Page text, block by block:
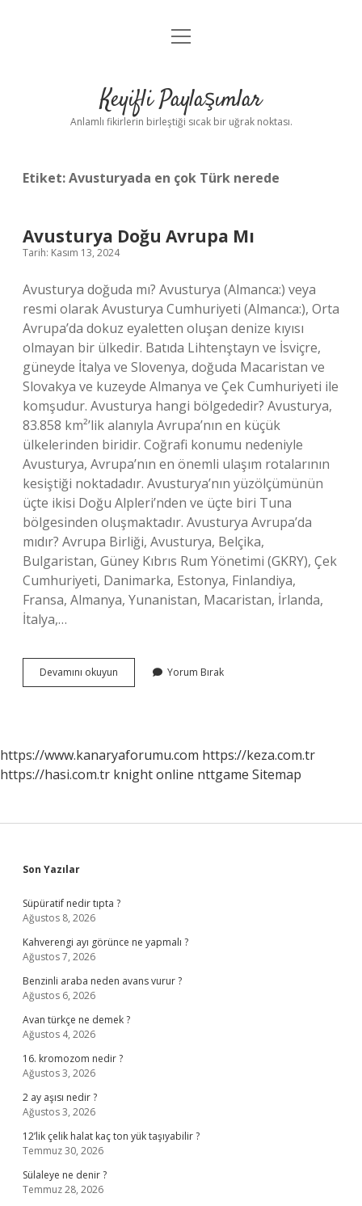
Anasayfa
Yasal Uyarı
menüyü
Keyifli Paylaşımlar
Anlamlı fikirlerin birleştiği sıcak bir uğrak noktası.
Etiket:Avusturyada en çok Türk nerede
Avusturya Doğu Avrupa Mı
Tarih: Kasım 13, 2024
Avusturya doğuda mı? Avusturya (Almanca:) veya
resmi olarak Avusturya Cumhuriyeti (Almanca:), Orta
Avrupa’da dokuz eyaletten oluşan denize kıyısı
olmayan bir ülkedir. Batıda Lihtenştayn ve İsviçre,
güneyde İtalya ve Slovenya, doğuda Macaristan ve
Slovakya ve kuzeyde Almanya ve Çek Cumhuriyeti ile
komşudur. Avusturya hangi bölgededir? Avusturya,
83.858 km²’lik alanıyla Avrupa’nın en küçük
ülkelerinden biridir. Coğrafi konumu nedeniyle
Avusturya, Avrupa’nın en önemli ulaşım rotalarının
kesiştiği noktadadır. Avusturya’nın yüzölçümünün
üçte ikisi Doğu Alpleri’nden ve üçte biri Tuna
bölgesinden oluşmaktadır. Avusturya Avrupa’da
mıdır? Avrupa Birliği, Avusturya, Belçika,
Bulgaristan, Güney Kıbrıs Rum Yönetimi (GKRY), Çek
Cumhuriyeti, Danimarka, Estonya, Finlandiya,
Fransa, Almanya, Yunanistan, Macaristan, İrlanda,
İtalya,…
Devamını okuyun Avusturya
Doğu
Yorum Bırak
https://www.kanaryaforumu.com https://keza.com.tr
https://hasi.com.tr knight online nttgame Sitemap
Sidebar
Son Yazılar
Süpüratif nedir tıpta ?
Ağustos 8, 2026
Kahverengi ayı görünce ne yapmalı ?
Ağustos 7, 2026
Benzinli araba neden avans vurur ?
Ağustos 6, 2026
Avan türkçe ne demek ?
Ağustos 4, 2026
16. kromozom nedir ?
Ağustos 3, 2026
2 ay aşısı nedir ?
Ağustos 3, 2026
12’lik çelik halat kaç ton yük taşıyabilir ?
Temmuz 30, 2026
Sülaleye ne denir ?
Temmuz 28, 2026